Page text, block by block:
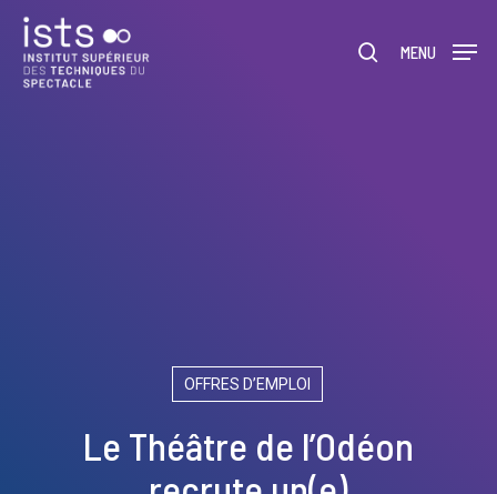
main
content
rechercher
MENU
OFFRES D’EMPLOI
Le Théâtre de l’Odéon